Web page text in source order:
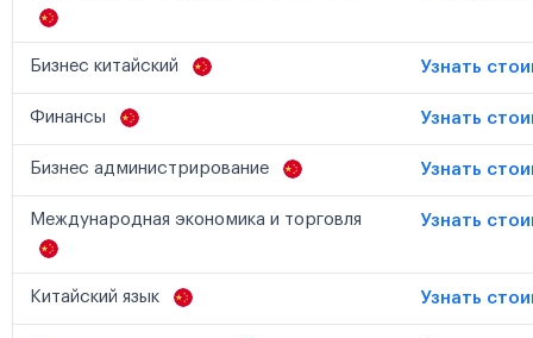
Бизнес китайский Узнать
Финансы Узнать
Бизнес администрирование Узнать
Международная экономика и торговля Узнать
Китайский язык Узнать